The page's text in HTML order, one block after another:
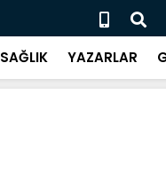
Gürsel Tekin'den
SAĞLIK YAZARLAR